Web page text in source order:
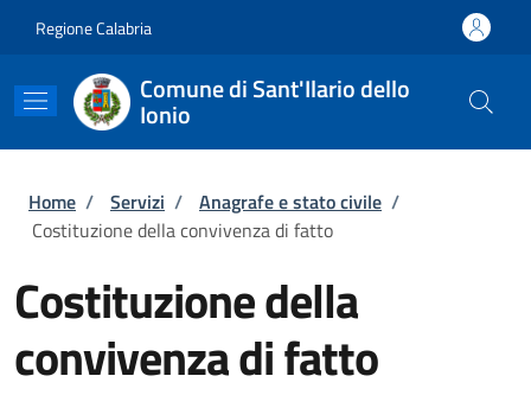
Regione Calabria
Comune di Sant'Ilario dello
Ionio
Briciole di pane
Home / Servizi / Anagrafe e stato civile /
Costituzione della convivenza di fatto
Costituzione della
convivenza di fatto